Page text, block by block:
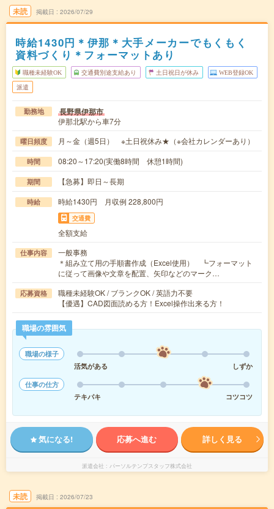
未読 掲載日 2026/07/29
時給1430円＊伊那＊大手メーカーでもくもく
資料づくり＊フォーマットあり
職種未経験OK 交通費別途支給あり 土日祝日が休み WEB登録OK
派遣
勤務地 長野県伊那市
伊那北駅から車7分
曜日頻度 月～金（週5日） ※土日祝休み★（※会社カレンダーあり）
時間 08:20～17:20(実働8時間 休憩1時間)
期間 【急募】即日～長期
時給 時給1430円 月収例 228,800円
交通費
全額支給
仕事内容
一般事務
＊組み立て用の手順書作成（Excel使用） ┗フォーマット
に従って画像や文章を配置、矢印などのマーク…
応募資格
職種未経験OK / ブランクOK / 英語力不要
【優遇】CAD図面読める方！Excel操作出来る方！
職場の雰囲気
職場の様子
活気がある
しずか
仕事の仕方
テキパキ
コツコツ
気になる! 応募へ進む 詳しく見る
派遣会社 パーソルテンプスタッフ株式会社
未読 掲載日 2026/07/23